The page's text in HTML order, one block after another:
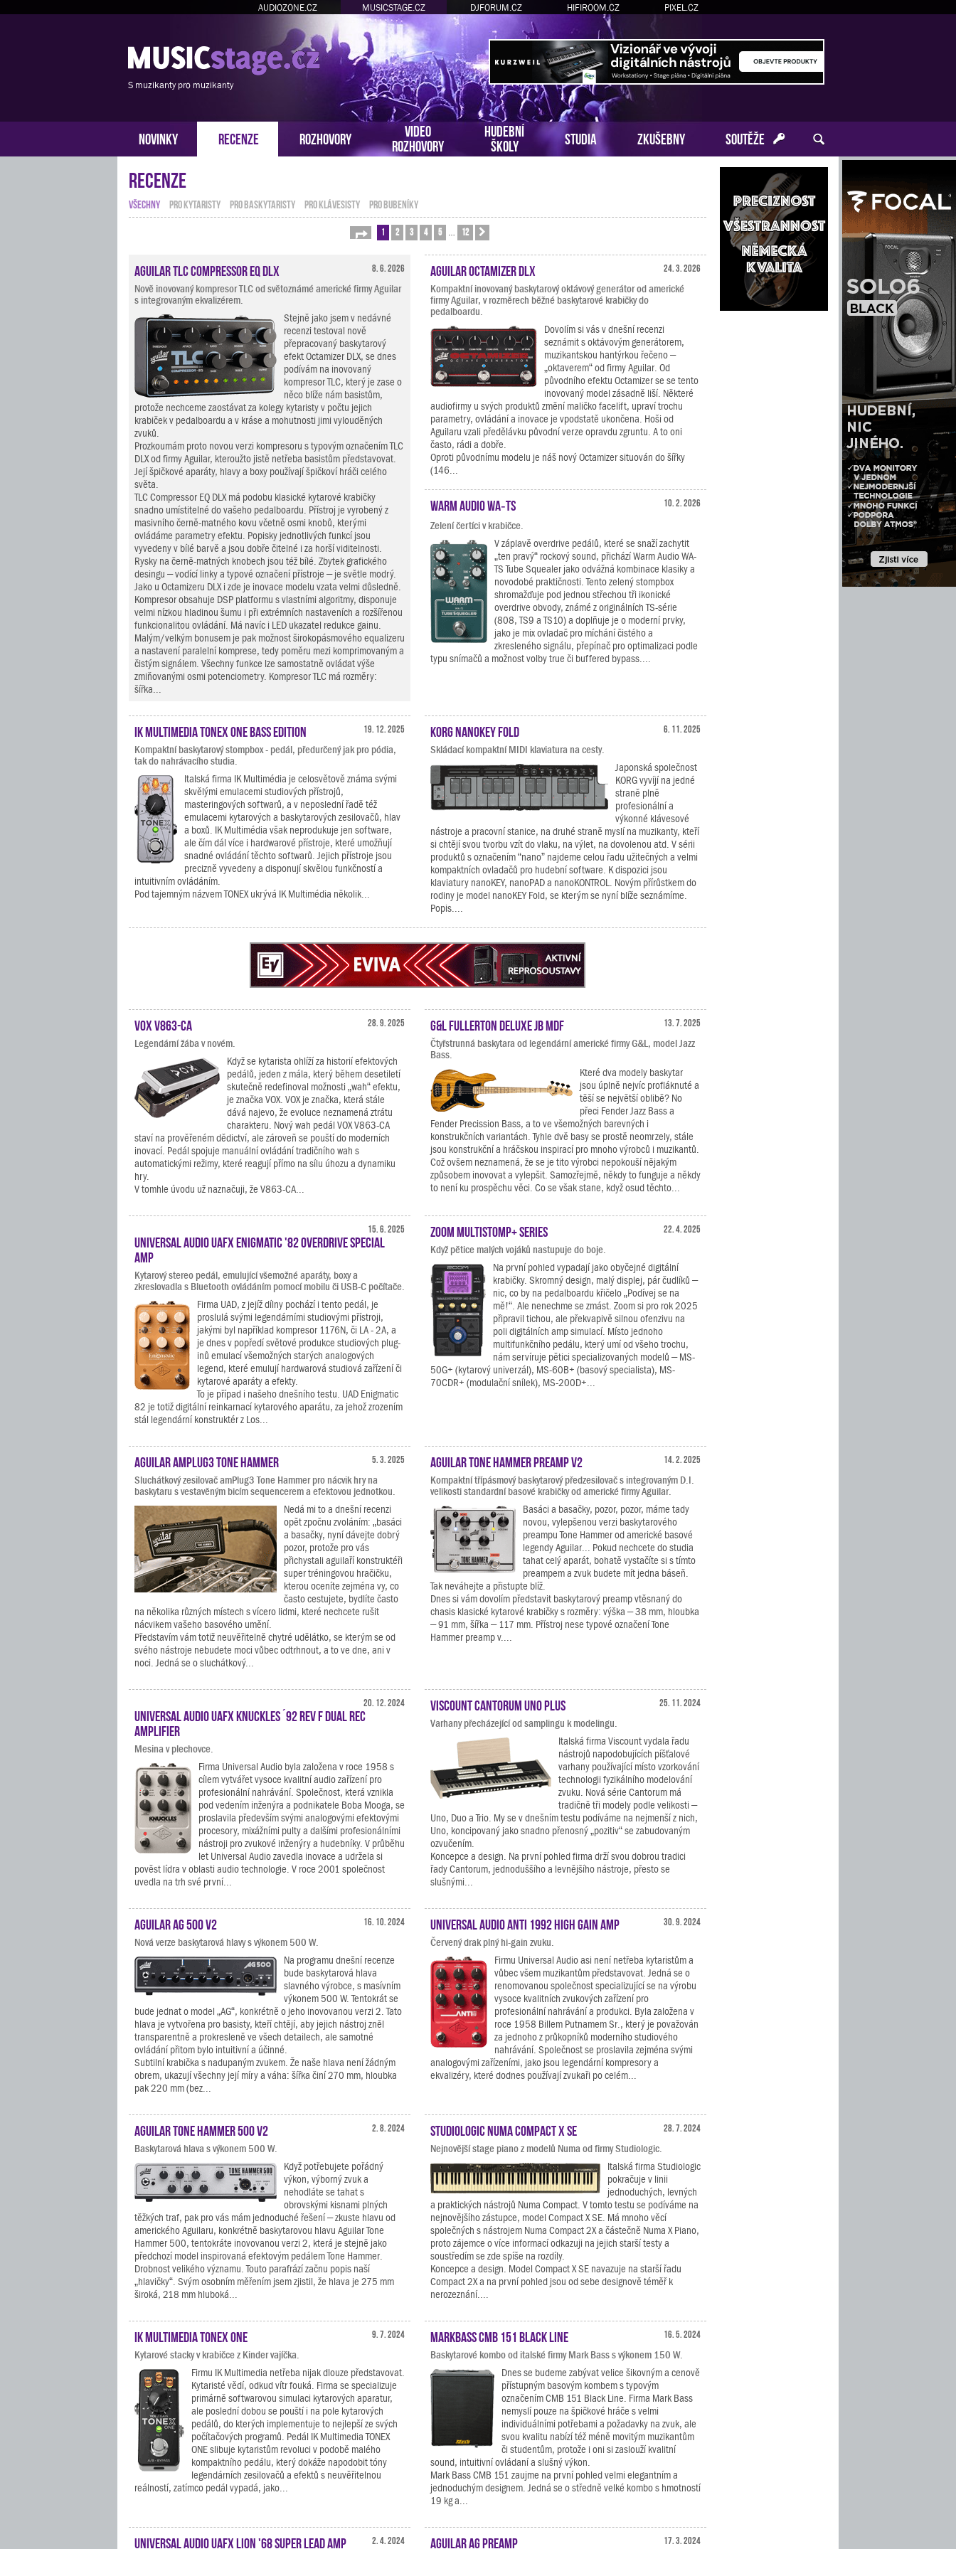
AUDIOZONE.CZ MUSICSTAGE.CZ DJFORUM.CZ HIFIROOM.CZ PIXEL.CZ
S muzikanty pro muzikanty
NOVINKY RECENZE ROZHOVORY
VIDEO
ROZHOVORY
HUDEBNÍ
ŠKOLY
STUDIA ZKUŠEBNY SOUTĚŽE
Recenze
VŠECHNY PRO KYTARISTY PRO BASKYTARISTY PRO KLÁVESISTY PRO BUBENÍKY
Stránka 1z 12
1 2 3 4 5 12
8. 6. 2026
Aguilar TLC Compressor EQ DLX
Nově inovovaný kompresor TLC od světoznámé americké firmy Aguilar
s integrovaným ekvalizérem.
Stejně jako jsem v nedávné
recenzi testoval nově
přepracovaný baskytarový
efekt Octamizer DLX, se dnes
podívám na inovovaný
kompresor TLC, který je zase o
něco blíže nám basistům,
protože nechceme zaostávat za kolegy kytaristy v počtu jejich
krabiček v pedalboardu a v kráse a mohutnosti jimi vylouděných
zvuků.
Prozkoumám proto novou verzi kompresoru s typovým označením TLC
DLX od firmy Aguilar, kteroužto jistě netřeba basistům představovat.
Její špičkové aparáty, hlavy a boxy používají špičkoví hráči celého
světa.
TLC Compressor EQ DLX má podobu klasické kytarové krabičky
snadno umístitelné do vašeho pedalboardu. Přístroj je vyrobený z
masivního černě-matného kovu včetně osmi knobů, kterými
ovládáme parametry efektu. Popisky jednotlivých funkcí jsou
vyvedeny v bílé barvě a jsou dobře čitelné i za horší viditelnosti.
Rysky na černě-matných knobech jsou též bílé. Zbytek grafického
desingu – vodící linky a typové označení přístroje – je světle modrý.
Jako u Octamizeru DLX i zde je inovace modelu vzata velmi důsledně.
Kompresor obsahuje DSP platformu s vlastními algoritmy, disponuje
velmi nízkou hladinou šumu i při extrémních nastaveních a rozšířenou
funkcionalitou ovládání. Má navíc i LED ukazatel redukce gainu.
Malým/velkým bonusem je pak možnost širokopásmového equalizeru
a nastavení paralelní komprese, tedy poměru mezi komprimovaným a
čistým signálem. Všechny funkce lze samostatně ovládat výše
zmiňovanými osmi potenciometry. Kompresor TLC má rozměry:
šířka...
24. 3. 2026
Aguilar Octamizer DLX
Kompaktní inovovaný baskytarový oktávový generátor od americké
firmy Aguilar, v rozměrech běžné baskytarové krabičky do
pedalboardu.
Dovolím si vás v dnešní recenzi
seznámit s oktávovým generátorem,
muzikantskou hantýrkou řečeno –
„oktaverem“ od firmy Aguilar. Od
původního efektu Octamizer se se tento
inovovaný model zásadně liší. Některé
audiofirmy u svých produktů změní maličko facelift, upraví trochu
parametry, ovládání a inovace je vpodstatě ukončena. Hoši od
Aguilaru vzali předělávku původní verze opravdu zgruntu. A to oni
často, rádi a dobře.
Oproti původnímu modelu je náš nový Octamizer situován do šířky
(146...
10. 2. 2026
Warm Audio WA‑TS
Zelení čertíci v krabičce.
V záplavě overdrive pedálů, které se snaží zachytit
„ten pravý“ rockový sound, přichází Warm Audio WA-
TS Tube Squealer jako odvážná kombinace klasiky a
novodobé praktičnosti. Tento zelený stompbox
shromažďuje pod jednou střechou tři ikonické
overdrive obvody, známé z originálních TS-série
(808, TS9 a TS10) a doplňuje je o moderní prvky,
jako je mix ovladač pro míchání čistého a
zkresleného signálu, přepínač pro optimalizaci podle
typu snímačů a možnost volby true či buffered bypass....
19. 12. 2025
IK Multimedia TONEX ONE Bass Edition
Kompaktní baskytarový stompbox - pedál, předurčený jak pro pódia,
tak do nahrávacího studia.
Italská firma IK Multimédia je celosvětově známa svými
skvělými emulacemi studiových přístrojů,
masteringových softwarů, a v neposlední řadě též
emulacemi kytarových a baskytarových zesilovačů, hlav
a boxů. IK Multimédia však neprodukuje jen software,
ale čím dál více i hardwarové přístroje, které umožňují
snadné ovládání těchto softwarů. Jejich přístroje jsou
precizně vyvedeny a disponují skvělou funkčností a
intuitivním ovládáním.
Pod tajemným názvem TONEX ukrývá IK Multimédia několik...
6. 11. 2025
KORG nanoKEY Fold
Skládací kompaktní MIDI klaviatura na cesty.
Japonská společnost
KORG vyvíjí na jedné
straně plně
profesionální a
výkonné klávesové
nástroje a pracovní stanice, na druhé straně myslí na muzikanty, kteří
si chtějí svou tvorbu vzít do vlaku, na výlet, na dovolenou atd. V sérii
produktů s označením “nano” najdeme celou řadu užitečných a velmi
kompaktních ovladačů pro hudební software. K dispozici jsou
klaviatury nanoKEY, nanoPAD a nanoKONTROL. Novým přírůstkem do
rodiny je model nanoKEY Fold, se kterým se nyní blíže seznámíme.
Popis....
28. 9. 2025
VOX V863-CA
Legendární žába v novém.
Když se kytarista ohlíží za historií efektových
pedálů, jeden z mála, který během desetiletí
skutečně redefinoval možnosti „wah“ efektu,
je značka VOX. VOX je značka, která stále
dává najevo, že evoluce neznamená ztrátu
charakteru. Nový wah pedál VOX V863-CA
staví na prověřeném dědictví, ale zároveň se pouští do moderních
inovací. Pedál spojuje manuální ovládání tradičního wah s
automatickými režimy, které reagují přímo na sílu úhozu a dynamiku
hry.
V tomhle úvodu už naznačuji, že V863-CA...
13. 7. 2025
G&L Fullerton Deluxe JB MDF
Čtyřstrunná baskytara od legendární americké firmy G&L, model Jazz
Bass.
Které dva modely baskytar
jsou úplně nejvíc profláknuté a
těší se největší oblibě? No
přeci Fender Jazz Bass a
Fender Precission Bass, a to ve všemožných barevných i
konstrukčních variantách. Tyhle dvě basy se prostě neomrzely, stále
jsou konstrukční a hráčskou inspirací pro mnoho výrobců i muzikantů.
Což ovšem neznamená, že se je tito výrobci nepokouší nějakým
způsobem inovovat a vylepšit. Samozřejmě, někdy to funguje a někdy
to není ku prospěchu věci. Co se však stane, když osud těchto...
15. 6. 2025
Universal Audio UAFX Enigmatic '82 Overdrive Special
Amp
Kytarový stereo pedál, emulující všemožné aparáty, boxy a
zkreslovadla s Bluetooth ovládáním pomocí mobilu či USB-C počítače.
Firma UAD, z jejíž dílny pochází i tento pedál, je
proslulá svými legendárními studiovými přístroji,
jakými byl například kompresor 1176N, či LA - 2A, a
je dnes v popředí světové produkce studiových plug-
inů emulací všemožných starých analogových
legend, které emulují hardwarová studiová zařízení či
kytarové aparáty a efekty.
To je případ i našeho dnešního testu. UAD Enigmatic
82 je totiž digitální reinkarnací kytarového aparátu, za jehož zrozením
stál legendární konstruktér z Los...
22. 4. 2025
Zoom MultiStomp+ Series
Když pětice malých vojáků nastupuje do boje.
Na první pohled vypadají jako obyčejné digitální
krabičky. Skromný design, malý displej, pár čudlíků –
nic, co by na pedalboardu křičelo „Podívej se na
mě!“. Ale nenechme se zmást. Zoom si pro rok 2025
připravil tichou, ale překvapivě silnou ofenzivu na
poli digitálních amp simulací. Místo jednoho
multifunkčního pedálu, který umí od všeho trochu,
nám servíruje pětici specializovaných modelů – MS-
50G+ (kytarový univerzál), MS-60B+ (basový specialista), MS-
70CDR+ (modulační snílek), MS-200D+...
5. 3. 2025
Aguilar amPlug3 Tone Hammer
Sluchátkový zesilovač amPlug3 Tone Hammer pro nácvik hry na
baskytaru s vestavěným bicím sequencerem a efektovou jednotkou.
Nedá mi to a dnešní recenzi
opět zpočnu zvoláním: „basáci
a basačky, nyní dávejte dobrý
pozor, protože pro vás
přichystali aguilaří konstruktéři
super tréningovou hračičku,
kterou oceníte zejména vy, co
často cestujete, bydlíte často
na několika různých místech s vícero lidmi, které nechcete rušit
nácvikem vašeho basového umění.
Představím vám totiž neuvěřitelně chytré udělátko, se kterým se od
svého nástroje nebudete moci vůbec odtrhnout, a to ve dne, ani v
noci. Jedná se o sluchátkový...
14. 2. 2025
Aguilar Tone Hammer Preamp V2
Kompaktní třípásmový baskytarový předzesilovač s integrovaným D.I.
velikosti standardní basové krabičky od americké firmy Aguilar.
Basáci a basačky, pozor, pozor, máme tady
novou, vylepšenou verzi baskytarového
preampu Tone Hammer od americké basové
legendy Aguilar... Pokud nechcete do studia
tahat celý aparát, bohatě vystačíte si s tímto
preampem a zvuk budete mít jedna báseň.
Tak neváhejte a přistupte blíž.
Dnes si vám dovolím představit baskytarový preamp vtěsnaný do
chasis klasické kytarové krabičky s rozměry: výška – 38 mm, hloubka
– 91 mm, šířka – 117 mm. Přístroj nese typové označení Tone
Hammer preamp v....
20. 12. 2024
Universal Audio UAFX Knuckles ´92 Rev F Dual Rec
Amplifier
Mesina v plechovce.
Firma Universal Audio byla založena v roce 1958 s
cílem vytvářet vysoce kvalitní audio zařízení pro
profesionální nahrávání. Společnost, která vznikla
pod vedením inženýra a podnikatele Boba Mooga, se
proslavila především svými analogovými efektovými
procesory, mixážními pulty a dalšími profesionálními
nástroji pro zvukové inženýry a hudebníky. V průběhu
let Universal Audio zavedla inovace a udržela si
pověst lídra v oblasti audio technologie. V roce 2001 společnost
uvedla na trh své první...
25. 11. 2024
Viscount Cantorum Uno Plus
Varhany přecházející od samplingu k modelingu.
Italská firma Viscount vydala řadu
nástrojů napodobujících píšťalové
varhany používající místo vzorkování
technologii fyzikálního modelování
zvuku. Nová série Cantorum má
tradičně tři modely podle velikosti –
Uno, Duo a Trio. My se v dnešním testu podíváme na nejmenší z nich,
Uno, koncipovaný jako snadno přenosný „pozitiv“ se zabudovaným
ozvučením.
Koncepce a design. Na první pohled firma drží svou dobrou tradici
řady Cantorum, jednoduššího a levnějšího nástroje, přesto se
slušnými...
16. 10. 2024
Aguilar AG 500 V2
Nová verze baskytarová hlavy s výkonem 500 W.
Na programu dnešní recenze
bude baskytarová hlava
slavného výrobce, s masívním
výkonem 500 W. Tentokrát se
bude jednat o model „AG“, konkrétně o jeho inovovanou verzi 2. Tato
hlava je vytvořena pro basisty, kteří chtějí, aby jejich nástroj zněl
transparentně a prokresleně ve všech detailech, ale samotné
ovládání přitom bylo intuitivní a účinné.
Subtilní krabička s nadupaným zvukem. Že naše hlava není žádným
obrem, ukazují všechny její míry a váha: šířka činí 270 mm, hloubka
pak 220 mm (bez...
30. 9. 2024
Universal Audio ANTI 1992 High Gain Amp
Červený drak plný hi-gain zvuku.
Firmu Universal Audio asi není netřeba kytaristům a
vůbec všem muzikantům představovat. Jedná se o
renomovanou společnost specializující se na výrobu
vysoce kvalitních zvukových zařízení pro
profesionální nahrávání a produkci. Byla založena v
roce 1958 Billem Putnamem Sr., který je považován
za jednoho z průkopníků moderního studiového
nahrávání. Společnost se proslavila zejména svými
analogovými zařízeními, jako jsou legendární kompresory a
ekvalizéry, které dodnes používají zvukaři po celém...
2. 8. 2024
Aguilar Tone Hammer 500 V2
Baskytarová hlava s výkonem 500 W.
Když potřebujete pořádný
výkon, výborný zvuk a
nehodláte se tahat s
obrovskými kisnami plných
těžkých traf, pak pro vás mám jednoduché řešení – zkuste hlavu od
amerického Aguilaru, konkrétně baskytarovou hlavu Aguilar Tone
Hammer 500, tentokráte inovovanou verzi 2, která je stejně jako
předchozí model inspirovaná efektovým pedálem Tone Hammer.
Drobnost velikého významu. Touto parafrází začnu popis naší
„hlavičky“. Svým osobním měřením jsem zjistil, že hlava je 275 mm
široká, 218 mm hluboká...
28. 7. 2024
Studiologic Numa Compact X SE
Nejnovější stage piano z modelů Numa od firmy Studiologic.
Italská firma Studiologic
pokračuje v linii
jednoduchých, levných
a praktických nástrojů Numa Compact. V tomto testu se podíváme na
nejnovějšího zástupce, model Compact X SE. Má mnoho věcí
společných s nástrojem Numa Compact 2X a částečně Numa X Piano,
proto zájemce o více informací odkazuji na jejich starší testy a
soustředím se zde spíše na rozdíly.
Koncepce a design. Model Compact X SE navazuje na starší řadu
Compact 2X a na první pohled jsou od sebe designově téměř k
nerozeznání....
9. 7. 2024
IK Multimedia TONEX ONE
Kytarové stacky v krabičce z Kinder vajíčka.
Firmu IK Multimedia netřeba nijak dlouze představovat.
Kytaristé vědí, odkud vítr fouká. Firma se specializuje
primárně softwarovou simulaci kytarových aparatur,
ale poslední dobou se pouští i na pole kytarových
pedálů, do kterých implementuje to nejlepší ze svých
počítačových programů. Pedál IK Multimedia TONEX
ONE slibuje kytaristům revoluci v podobě malého
kompaktního pedálu, který dokáže napodobit tóny
legendárních zesilovačů a efektů s neuvěřitelnou
reálností, zatímco pedál vypadá, jako...
16. 5. 2024
Markbass CMB 151 Black Line
Baskytarové kombo od italské firmy Mark Bass s výkonem 150 W.
Dnes se budeme zabývat velice šikovným a cenově
přístupným basovým kombem s typovým
označením CMB 151 Black Line. Firma Mark Bass
nemyslí pouze na špičkové hráče s velmi
individuálními potřebami a požadavky na zvuk, ale
svou kvalitu nabízí též méně movitým muzikantům
či studentům, protože i oni si zaslouží kvalitní
sound, intuitivní ovládaní a slušný výkon.
Mark Bass CMB 151 zaujme na první pohled velmi elegantním a
jednoduchým designem. Jedná se o středně velké kombo s hmotností
19 kg a...
2. 4. 2024
Universal Audio UAFX Lion '68 Super Lead Amp 17. 3. 2024
Aguilar AG Preamp